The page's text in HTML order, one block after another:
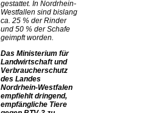
gestattet. In Nordrhein-
Westfallen sind bislang
ca. 25 % der Rinder
und 50 % der Schafe
geimpft worden.
Das Ministerium für
Landwirtschaft und
Verbraucherschutz
des Landes
Nordrhein-Westfalen
empfiehlt dringend,
empfängliche Tiere